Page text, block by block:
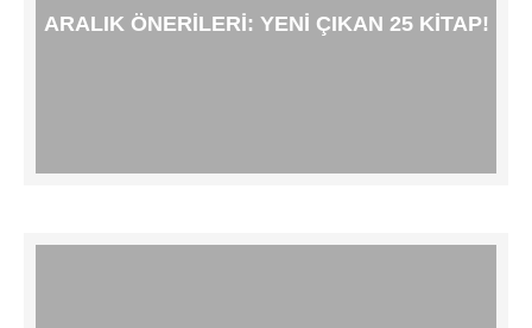
ARALIK ÖNERILERI: YENI ÇIKAN 25 KITAP!